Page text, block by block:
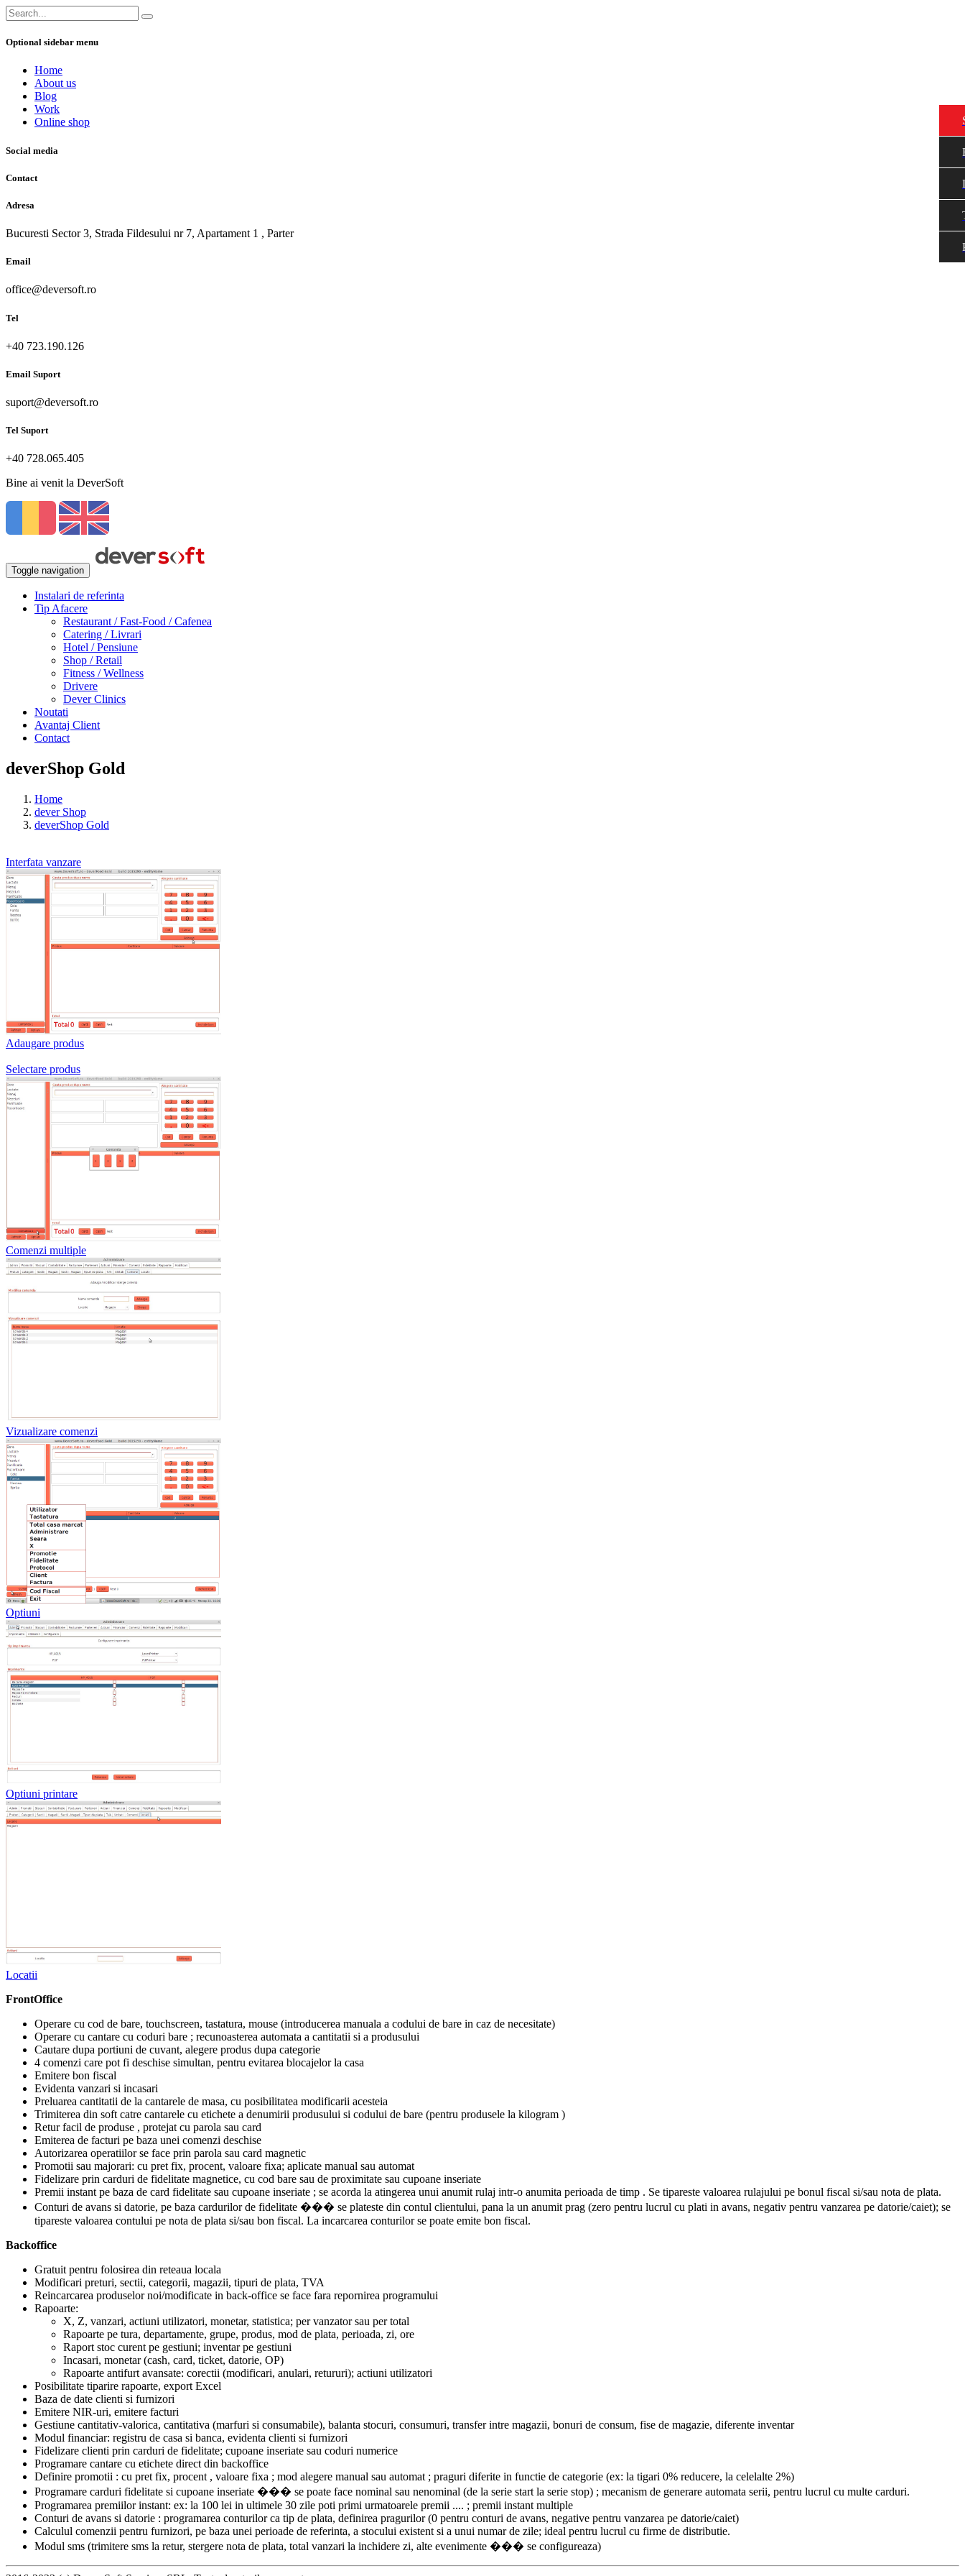
Optional sidebar menu
Home
About us
Blog
Work
Online shop
Social media
Contact
Adresa
Bucuresti Sector 3, Strada Fildesului nr 7, Apartament 1 , Parter
Email
office@deversoft.ro
Tel
+40 723.190.126
Email Suport
suport@deversoft.ro
Tel Suport
+40 728.065.405
Bine ai venit la DeverSoft
Toggle navigation
Instalari de referinta
Tip Afacere
Restaurant / Fast-Food / Cafenea
Catering / Livrari
Hotel / Pensiune
Shop / Retail
Fitness / Wellness
Drivere
Dever Clinics
Noutati
Avantaj Client
Contact
deverShop Gold
Home
dever Shop
deverShop Gold
Interfata vanzare
Adaugare produs
Selectare produs
Comenzi multiple
Vizualizare comenzi
Optiuni
Optiuni printare
Locatii
FrontOffice
Operare cu cod de bare, touchscreen, tastatura, mouse (introducerea manuala a codului de bare in caz de necesitate)
Operare cu cantare cu coduri bare ; recunoasterea automata a cantitatii si a produsului
Cautare dupa portiuni de cuvant, alegere produs dupa categorie
4 comenzi care pot fi deschise simultan, pentru evitarea blocajelor la casa
Emitere bon fiscal
Evidenta vanzari si incasari
Preluarea cantitatii de la cantarele de masa, cu posibilitatea modificarii acesteia
Trimiterea din soft catre cantarele cu etichete a denumirii produsului si codului de bare (pentru produsele la kilogram )
Retur facil de produse , protejat cu parola sau card
Emiterea de facturi pe baza unei comenzi deschise
Autorizarea operatiilor se face prin parola sau card magnetic
Promotii sau majorari: cu pret fix, procent, valoare fixa; aplicate manual sau automat
Fidelizare prin carduri de fidelitate magnetice, cu cod bare sau de proximitate sau cupoane inseriate
Premii instant pe baza de card fidelitate sau cupoane inseriate ; se acorda la atingerea unui anumit rulaj intr-o anumita perioada de timp . Se tipareste valoarea rulajului pe bonul fiscal si/sau nota de plata.
Conturi de avans si datorie, pe baza cardurilor de fidelitate ��� se plateste din contul clientului, pana la un anumit prag (zero pentru lucrul cu plati in avans, negativ pentru vanzarea pe datorie/caiet); se
tipareste valoarea contului pe nota de plata si/sau bon fiscal. La incarcarea conturilor se poate emite bon fiscal.
Backoffice
Gratuit pentru folosirea din reteaua locala
Modificari preturi, sectii, categorii, magazii, tipuri de plata, TVA
Reincarcarea produselor noi/modificate in back-office se face fara repornirea programului
Rapoarte:
X, Z, vanzari, actiuni utilizatori, monetar, statistica; per vanzator sau per total
Rapoarte pe tura, departamente, grupe, produs, mod de plata, perioada, zi, ore
Raport stoc curent pe gestiuni; inventar pe gestiuni
Incasari, monetar (cash, card, ticket, datorie, OP)
Rapoarte antifurt avansate: corectii (modificari, anulari, retururi); actiuni utilizatori
Posibilitate tiparire rapoarte, export Excel
Baza de date clienti si furnizori
Emitere NIR-uri, emitere facturi
Gestiune cantitativ-valorica, cantitativa (marfuri si consumabile), balanta stocuri, consumuri, transfer intre magazii, bonuri de consum, fise de magazie, diferente inventar
Modul financiar: registru de casa si banca, evidenta clienti si furnizori
Fidelizare clienti prin carduri de fidelitate; cupoane inseriate sau coduri numerice
Programare cantare cu etichete direct din backoffice
Definire promotii : cu pret fix, procent , valoare fixa ; mod alegere manual sau automat ; praguri diferite in functie de categorie (ex: la tigari 0% reducere, la celelalte 2%)
Programare carduri fidelitate si cupoane inseriate ��� se poate face nominal sau nenominal (de la serie start la serie stop) ; mecanism de generare automata serii, pentru lucrul cu multe carduri.
Programarea premiilor instant: ex: la 100 lei in ultimele 30 zile poti primi urmatoarele premii .... ; premii instant multiple
Conturi de avans si datorie : programarea conturilor ca tip de plata, definirea pragurilor (0 pentru conturi de avans, negative pentru vanzarea pe datorie/caiet)
Calculul comenzii pentru furnizori, pe baza unei perioade de referinta, a stocului existent si a unui numar de zile; ideal pentru lucrul cu firme de distributie.
Modul sms (trimitere sms la retur, stergere nota de plata, total vanzari la inchidere zi, alte evenimente ��� se configureaza)